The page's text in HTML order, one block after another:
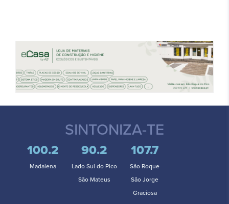
SINTONIZA-TE
100.2
Madalena
90.2
Lado Sul do Pico
São Mateus
107.7
São Roque
São Jorge
Graciosa